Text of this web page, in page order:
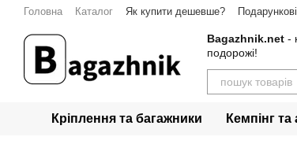
Перейти до основного контенту
Головна Каталог Як купити дешевше?
Bagazhnik.net -
подорожі!
Кріплення та багажники Кемпінг та